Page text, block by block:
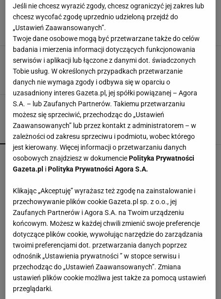
Wege kolacja we dwoje? Przedstawiamy proste
menu na romantyczną randkę
MATERIAŁ PROMOCYJNY PR
Gorący facet na plaży - podryw w wersji FIT!
RANDKA SEKS UMYSŁ
POPULARNE NAJNOWSZE
Demografia wywraca rynek do góry nogami.
Miliony mieszkań zmieni właścicieli
W Kijowie biją na alarm. Na 17-kilometrowej
granicy Rosja będzie miała strategiczny most
Sąd pokrzyżował plany Trumpa. "Nie znamy
żadnego przypadku w historii Ameryki"
Manifestacja pod Kancelarią Premiera.
Jeśli nie chcesz wyrazić zgody, chcesz ograniczyć jej zakres lub
chcesz wycofać zgodę uprzednio udzieloną przejdź do
„Ustawień Zaawansowanych”.
Twoje dane osobowe mogą być przetwarzane także do celów
badania i mierzenia informacji dotyczących funkcjonowania
serwisów i aplikacji lub łączone z danymi dot. świadczonych
Tobie usług. W określonych przypadkach przetwarzanie
danych nie wymaga zgody i odbywa się w oparciu o
uzasadniony interes Gazeta.pl, jej spółki powiązanej – Agora
S.A. – lub Zaufanych Partnerów. Takiemu przetwarzaniu
możesz się sprzeciwić, przechodząc do „Ustawień
Zaawansowanych” lub przez kontakt z administratorem – w
zależności od zakresu sprzeciwu i podmiotu, wobec którego
jest kierowany. Więcej informacji o przetwarzaniu danych
osobowych znajdziesz w dokumenciePolityka Prywatności
Gazeta.pl iPolityka Prywatności Agora S.A.
Klikając „Akceptuję” wyrażasz też zgodę na zainstalowanie i
przechowywanie plików cookie Gazeta.pl sp. z o.o., jej
Zaufanych Partnerów i Agora S.A. na Twoim urządzeniu
końcowym. Możesz w każdej chwili zmienić swoje preferencje
dotyczące plików cookie, wywołując narzędzie do zarządzania
twoimi preferencjami dot. przetwarzania danych poprzez
odnośnik „Ustawienia prywatności ” w stopce serwisu i
przechodząc do „Ustawień Zaawansowanych”. Zmiana
ustawień plików cookie możliwa jest także za pomocą ustawień
przeglądarki.